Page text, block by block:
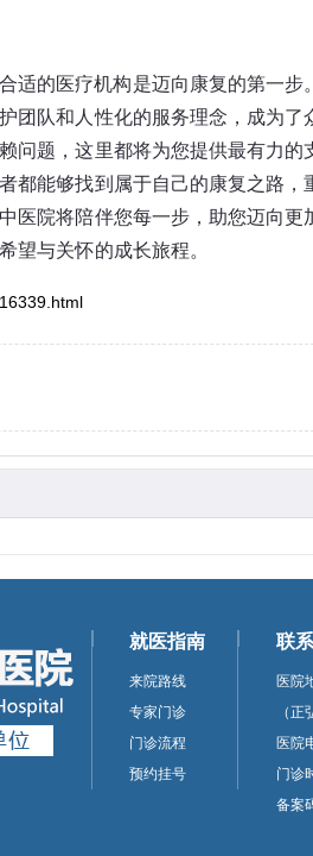
适的医疗机构是迈向康复的第一步
团队和人性化的服务理念，成为了
问题，这里都将为您提供最有力的
都能够找到属于自己的康复之路，
医院将陪伴您每一步，助您迈向更
望与关怀的成长旅程。
就医指南
来院路线
专家门诊
门诊流程
预约挂号
联
医院
（正
医院
门诊
备案